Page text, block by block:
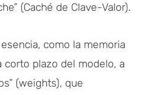
(Caché de Clave-Valor).
como la memoria
corto plazo del modelo, a
(weights), que